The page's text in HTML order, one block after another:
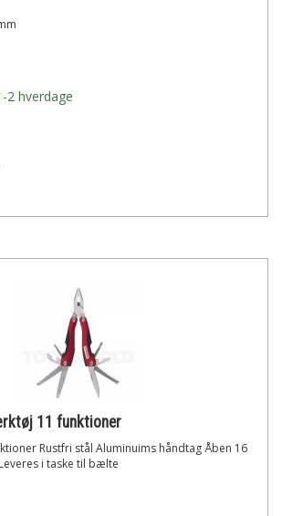
2 hverdage
11 funktioner
Rustfri stål Aluminuims håndtag Åben 16
i taske til bælte